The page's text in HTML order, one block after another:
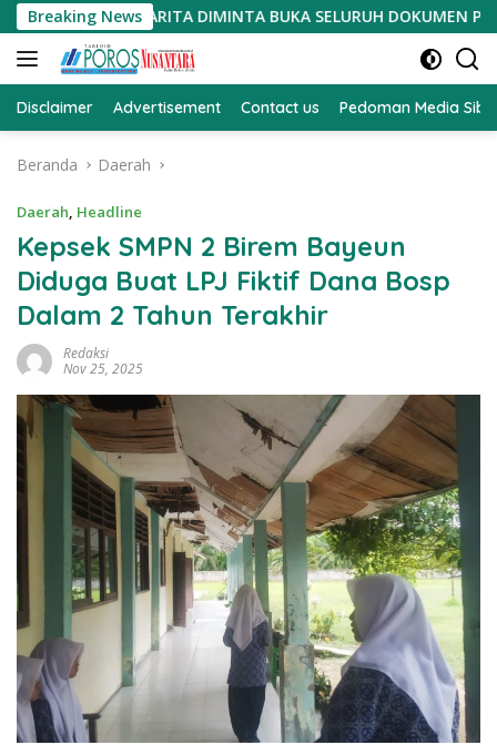
Langsung
ke
konten
Breaking News
HARITA DIMINTA BUKA SELURUH DOKUMEN PENGADAAN
Disclaimer Advertisement Contact us Pedoman Media
Beranda Daerah
Daerah, Headline
Kepsek SMPN 2 Birem Bayeun
Diduga Buat LPJ Fiktif Dana Bosp
Dalam 2 Tahun Terakhir
Redaksi
Nov 25, 2025